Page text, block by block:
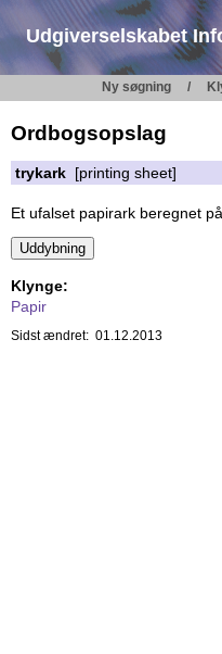
Udgiverselskabet
Ny søgning
Ordbogsopslag
trykark [printing sheet]
Et ufalset papirark beregnet
Klynge:
Papir
Sidst ændret: 01.12.2013